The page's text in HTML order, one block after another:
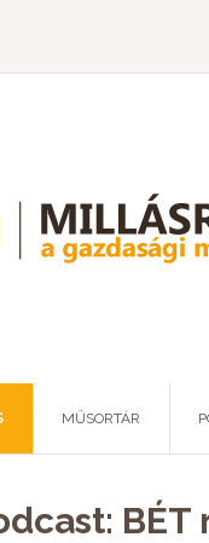
MŰSORTÁR
BÉT